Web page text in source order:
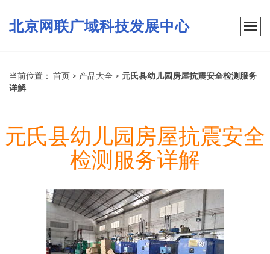
北京网联广域科技发展中心
当前位置： 首页 > 产品大全 > 元氏县幼儿园房屋抗震安全检测服务
详解
元氏县幼儿园房屋抗震安全
检测服务详解